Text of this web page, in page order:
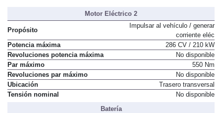
Motor Eléctrico 2
Propósito
Impulsar al vehículo / generar
corriente eléc
Potencia máxima
286 CV / 210 kW
Revoluciones potencia máxima
No disponible
Par máximo
550 Nm
Revoluciones par máximo
No disponible
Ubicación
Trasero transversal
Tensión nominal
No disponible
Batería